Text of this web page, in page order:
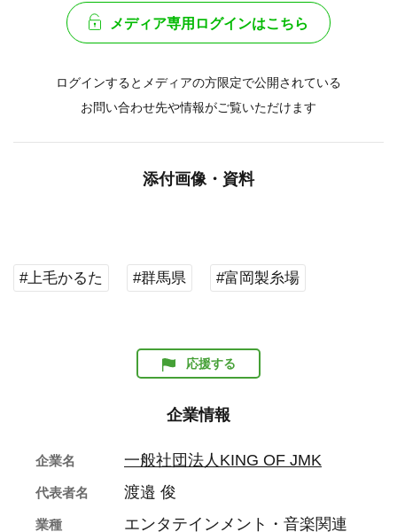
メディア専用ログインはこちら
ログインするとメディアの方限定で公開されている
お問い合わせ先や情報がご覧いただけます
添付画像・資料
#上毛かるた #群馬県 #富岡製糸場
応援する
企業情報
企業名 一般社団法人KING OF JMK
代表者名 渡邉 俊
業種 エンタテインメント・音楽関連